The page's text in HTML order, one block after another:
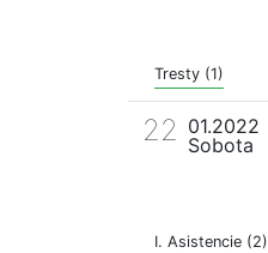
Tresty (1)
22 01.2022
Sobota
I. Asistencie (2)